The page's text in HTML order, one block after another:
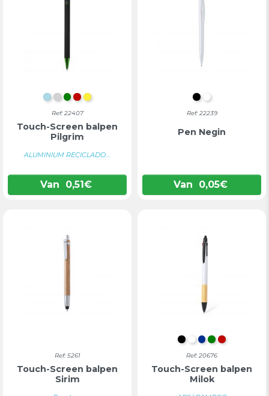
LICHTBLAUW
ZILVER
GROEN
ROOD
GEEL
Ref: 22407
Touch-Screen balpen
Pilgrim
ALUMINIUM RECICLADO....
Van 0,51€
ZWART
WIT
Ref: 22239
Pen Negin
Van 0,05€
Ref: 5261
Touch-Screen balpen
Sirim
ZWART
WITBLAUW
GROEN
ROOD
Ref: 20676
Touch-Screen balpen
Milok